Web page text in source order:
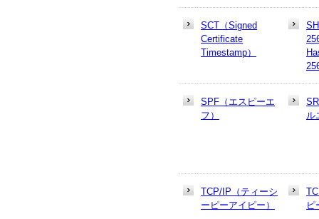
SCT（Signed
Certificate
Timestamp）
SPF（エスピーエ
フ）
ル
TCP/IP（ティーシ
ーピーアイピー）
ピ